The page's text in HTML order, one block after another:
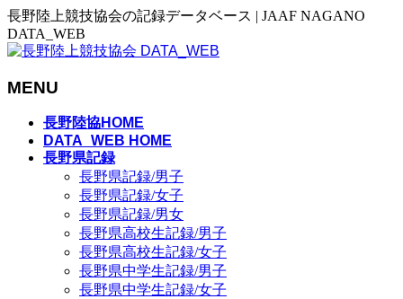
長野陸上競技協会の記録データベース | JAAF NAGANO
DATA_WEB
MENU
長野陸協HOME
DATA_WEB HOME
長野県記録
長野県記録/男子
長野県記録/女子
長野県記録/男女
長野県高校生記録/男子
長野県高校生記録/女子
長野県中学生記録/男子
長野県中学生記録/女子